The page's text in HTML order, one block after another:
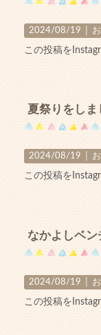
2024/08/19 │
この投稿を
夏祭りをしま
2024/08/19 │
この投稿を
なかよしベン
2024/08/19 │
この投稿を